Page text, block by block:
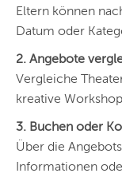
Eltern können
Datum oder
2. Angebote
Vergleiche
kreative
3. Buchen oder
Über die
Informationen